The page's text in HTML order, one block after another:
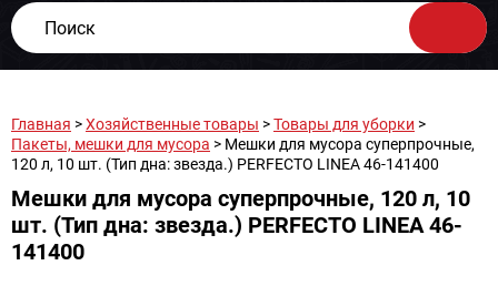
Главная >Хозяйственные товары >Товары для уборки >
Пакеты, мешки для мусора > Мешки для мусора суперпрочные,
120 л, 10 шт. (Тип дна: звезда.) PERFECTO LINEA 46-141400
Мешки для мусора суперпрочные, 120 л, 10
шт. (Тип дна: звезда.) PERFECTO LINEA 46-
141400